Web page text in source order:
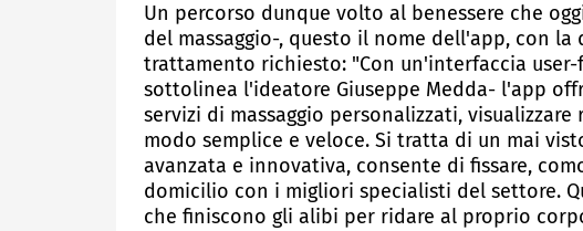
Un percorso dunque volto al benessere che
del massaggio-, questo il nome dell'app, con
trattamento richiesto: "Con un'interfaccia
sottolinea l'ideatore Giuseppe Medda- l'app
servizi di massaggio personalizzati,
modo semplice e veloce. Si tratta di un mai
avanzata e innovativa, consente di fissare,
domicilio con i migliori specialisti del settore.
che finiscono gli alibi per ridare al proprio